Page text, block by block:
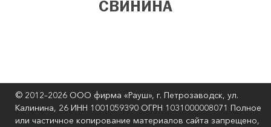
СВИНИНА
© 2012–2026 ООО фирма «Рауш», г. Петрозаводск, ул.
Калинина, 26 ИНН 1001059390 ОГРН 1031000008071 Полное
или частичное копирование материалов сайта запрещено,